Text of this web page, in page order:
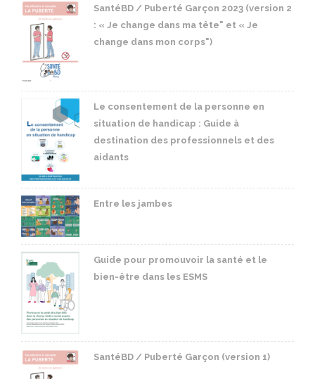
SantéBD / Puberté Garçon 2023 (version 2
: « Je change dans ma tête" et « Je
change dans mon corps")
Le consentement de la personne en
situation de handicap : Guide à
destination des professionnels et des
aidants
Entre les jambes
Guide pour promouvoir la santé et le
bien-être dans les ESMS
SantéBD / Puberté Garçon (version 1)